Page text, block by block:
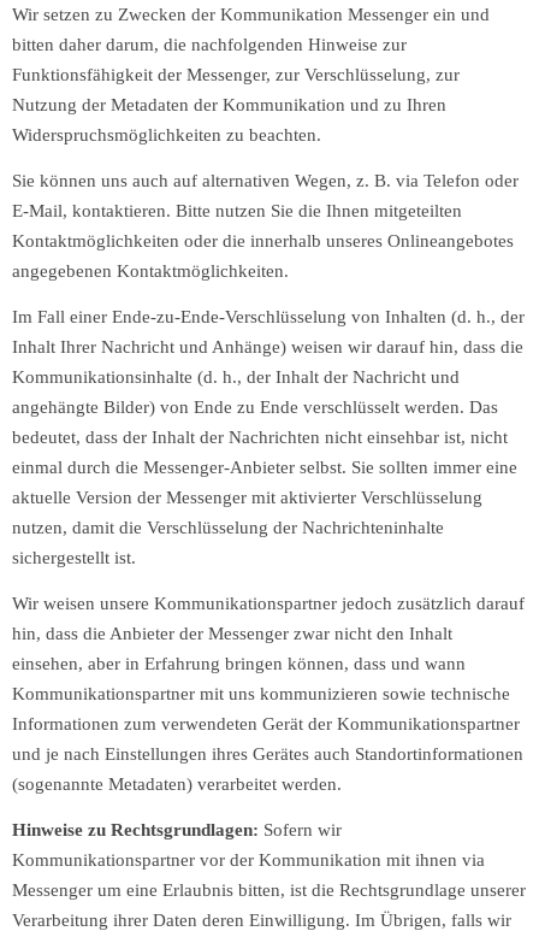
Wir setzen zu Zwecken der Kommunikation Messenger ein und
bitten daher darum, die nachfolgenden Hinweise zur
Funktionsfähigkeit der Messenger, zur Verschlüsselung, zur
Nutzung der Metadaten der Kommunikation und zu Ihren
Widerspruchsmöglichkeiten zu beachten.
Sie können uns auch auf alternativen Wegen, z. B. via Telefon oder
E-Mail, kontaktieren. Bitte nutzen Sie die Ihnen mitgeteilten
Kontaktmöglichkeiten oder die innerhalb unseres Onlineangebotes
angegebenen Kontaktmöglichkeiten.
Im Fall einer Ende-zu-Ende-Verschlüsselung von Inhalten (d. h., der
Inhalt Ihrer Nachricht und Anhänge) weisen wir darauf hin, dass die
Kommunikationsinhalte (d. h., der Inhalt der Nachricht und
angehängte Bilder) von Ende zu Ende verschlüsselt werden. Das
bedeutet, dass der Inhalt der Nachrichten nicht einsehbar ist, nicht
einmal durch die Messenger-Anbieter selbst. Sie sollten immer eine
aktuelle Version der Messenger mit aktivierter Verschlüsselung
nutzen, damit die Verschlüsselung der Nachrichteninhalte
sichergestellt ist.
Wir weisen unsere Kommunikationspartner jedoch zusätzlich darauf
hin, dass die Anbieter der Messenger zwar nicht den Inhalt
einsehen, aber in Erfahrung bringen können, dass und wann
Kommunikationspartner mit uns kommunizieren sowie technische
Informationen zum verwendeten Gerät der Kommunikationspartner
und je nach Einstellungen ihres Gerätes auch Standortinformationen
(sogenannte Metadaten) verarbeitet werden.
Hinweise zu Rechtsgrundlagen: Sofern wir
Kommunikationspartner vor der Kommunikation mit ihnen via
Messenger um eine Erlaubnis bitten, ist die Rechtsgrundlage unserer
Verarbeitung ihrer Daten deren Einwilligung. Im Übrigen, falls wir